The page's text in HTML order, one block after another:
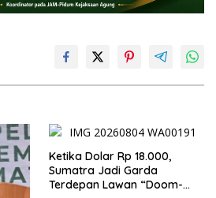
Ketika Dolar Rp 18.000,
Sumatra Jadi Garda
Terdepan Lawan “Doom-